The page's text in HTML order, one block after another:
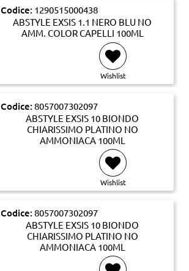
Codice: 1290515000438
ABSTYLE EXSIS 1.1 NERO BLU NO
AMM. COLOR CAPELLI 100ML
Wishlist
Codice: 8057007302097
ABSTYLE EXSIS 10 BIONDO
CHIARISSIMO PLATINO NO
AMMONIACA 100ML
Wishlist
Codice: 8057007302097
ABSTYLE EXSIS 10 BIONDO
CHIARISSIMO PLATINO NO
AMMONIACA 100ML